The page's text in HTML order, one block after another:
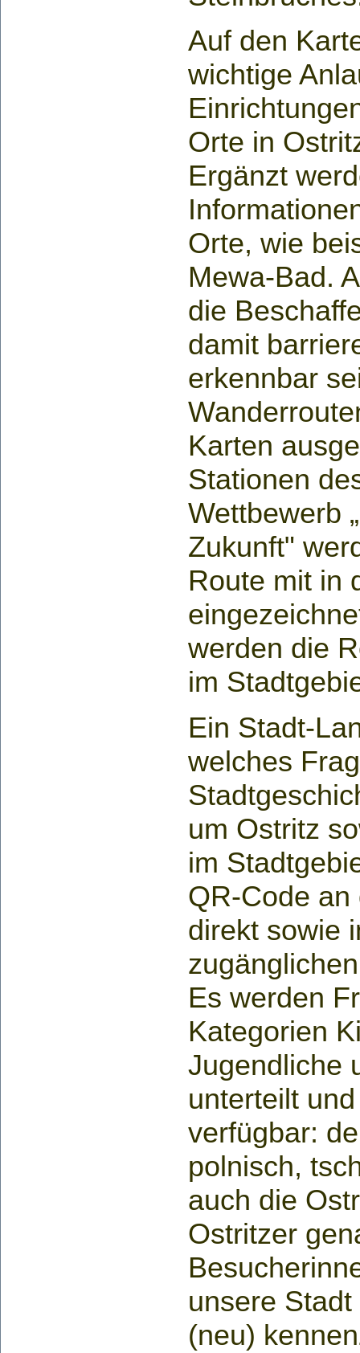
Auf den
wichtige
Orte in
Ergänzt
Orte, wie
Mewa-Bad.
die
damit
erkennbar
Karten
Stationen
Wettbewerb
Zukunft"
Route mit in
werden die
im
Ein Stadt-
welches
um Ostritz
im
QR-Code
direkt sowie
Es werden
Kategorien
Jugendliche
unterteilt
verfügbar:
polnisch,
auch die
Ostritzer
unsere
(neu)